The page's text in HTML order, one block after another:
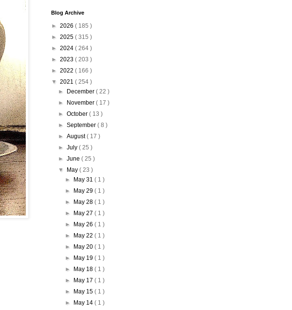
Blog Archive
► 2026 ( 185 )
► 2025 ( 315 )
► 2024 ( 264 )
► 2023 ( 203 )
► 2022 ( 166 )
▼ 2021 ( 254 )
►
December ( 22 )
►
November ( 17 )
► October ( 13 )
► September ( 8 )
► August( 17 )
► July ( 25 )
► June ( 25 )
▼
May ( 23 )
►
May 31( 1 )
►
May 29( 1 )
►
May 28( 1 )
►
May 27( 1 )
►
May 26( 1 )
►
May 22( 1 )
►
May 20( 1 )
►
May 19( 1 )
►
May 18( 1 )
►
May 17( 1 )
►
May 15( 1 )
►
May 14( 1 )